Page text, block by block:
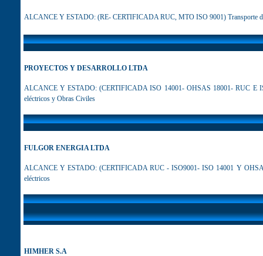
ALCANCE Y ESTADO: (RE- CERTIFICADA RUC, MTO ISO 9001) Transporte
PROYECTOS Y DESARROLLO LTDA
ALCANCE Y ESTADO: (CERTIFICADA ISO 14001- OHSAS 18001- RUC E
eléctricos y Obras Civiles
FULGOR ENERGIA LTDA
ALCANCE Y ESTADO: (CERTIFICADA RUC - ISO9001- ISO 14001 Y
eléctricos
HIMHER S.A